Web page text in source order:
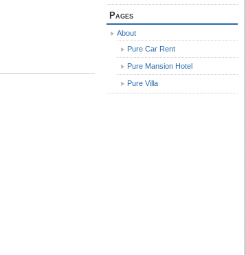
Pages
About
Pure Car Rent
Pure Mansion Hotel
Pure Villa